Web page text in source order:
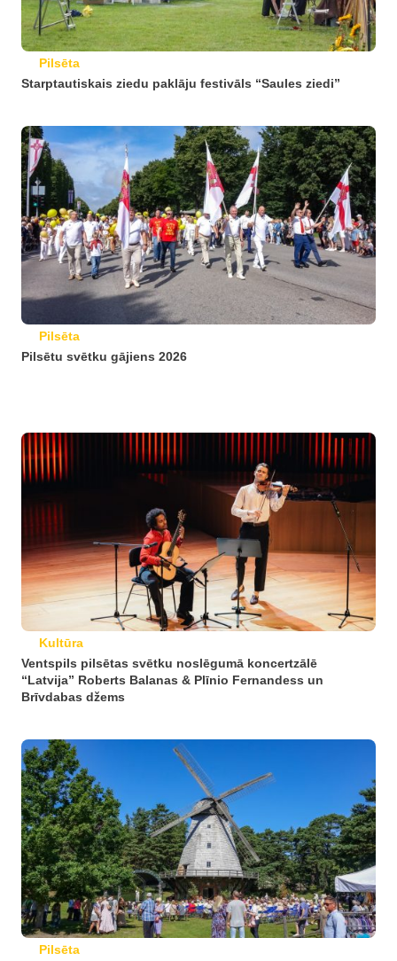
Pilsēta
Starptautiskais ziedu paklāju festivāls “Saules ziedi”
Pilsēta
Pilsētu svētku gājiens 2026
Kultūra
Ventspils pilsētas svētku noslēgumā koncertzālē
“Latvija” Roberts Balanas & Plīnio Fernandess un
Brīvdabas džems
Pilsēta